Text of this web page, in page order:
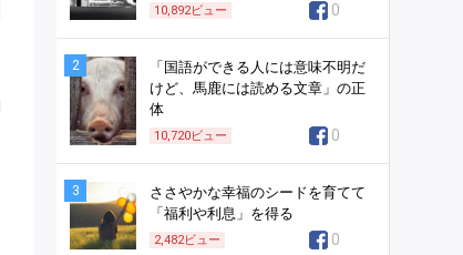
10,892ビュー 0
2
「国語ができる人には意味不明だ
けど、馬鹿には読める文章」の正
体
10,720ビュー 0
3
ささやかな幸福のシードを育てて
「福利や利息」を得る
2,482ビュー 0